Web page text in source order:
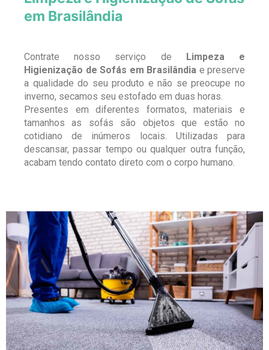
em Brasilândia
Contrate nosso serviço de Limpeza e
Higienização de Sofás em Brasilândia e preserve
a qualidade do seu produto e não se preocupe no
inverno, secamos seu estofado em duas horas.
Presentes em diferentes formatos, materiais e
tamanhos as sofás são objetos que estão no
cotidiano de inúmeros locais. Utilizadas para
descansar, passar tempo ou qualquer outra função,
acabam tendo contato direto com o corpo humano.